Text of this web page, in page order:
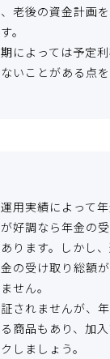
老後の資金計画
。
によっては予定
いことがある点
用実績によって
好調なら年金の
ります。しかし
の受け取り総額
せん。
されませんが、
商品もあり、加
しましょう。